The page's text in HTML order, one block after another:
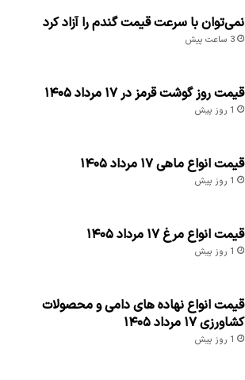
نمی‌توان با سرعت قیمت گندم را آزاد کرد
3 ساعت پیش
قیمت روز گوشت قرمز در ۱۷ مرداد ۱۴۰۵
1 روز پیش
قیمت انواع ماهی ۱۷ مرداد ۱۴۰۵
1 روز پیش
قیمت انواع مرغ ۱۷ مرداد ۱۴۰۵
1 روز پیش
قیمت انواع نهاده های دامی و محصولات
کشاورزی ۱۷ مرداد ۱۴۰۵
1 روز پیش